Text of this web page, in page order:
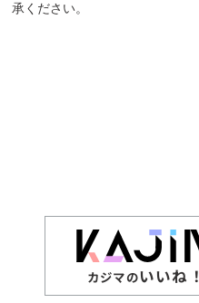
承ください。
カジマのいいね！